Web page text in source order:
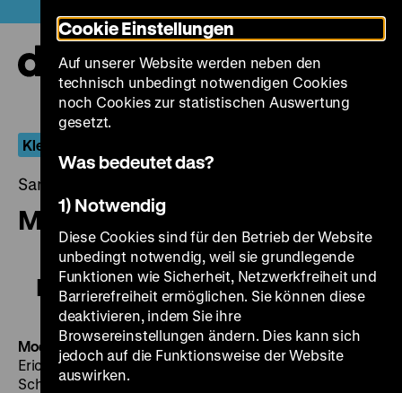
zum
Seiteninhalt
springen
Kleider machen Filme
Samstag, 19. Januar 2019, 18.30 - 00.00 Uhr
Modell Bianka
Modell Bianka
Modell BiankaDDR 1951, R: Richard Groschopp, B:
Erich Conradi, K: Walter Roßkopf, D: Gerda Falk, Margit
Schaumäker, Fritz Wagner, Werner Peters, Siegfried
Cookie Einstellungen
Auf unserer Website werden neben den
technisch unbedingt notwendigen Cookies
noch Cookies zur statistischen Auswertung
gesetzt.
Was bedeutet das?
1) Notwendig
Diese Cookies sind für den Betrieb der Website
unbedingt notwendig, weil sie grundlegende
Funktionen wie Sicherheit, Netzwerkfreiheit und
Barrierefreiheit ermöglichen. Sie können diese
deaktivieren, indem Sie ihre
Browsereinstellungen ändern. Dies kann sich
jedoch auf die Funktionsweise der Website
auswirken.